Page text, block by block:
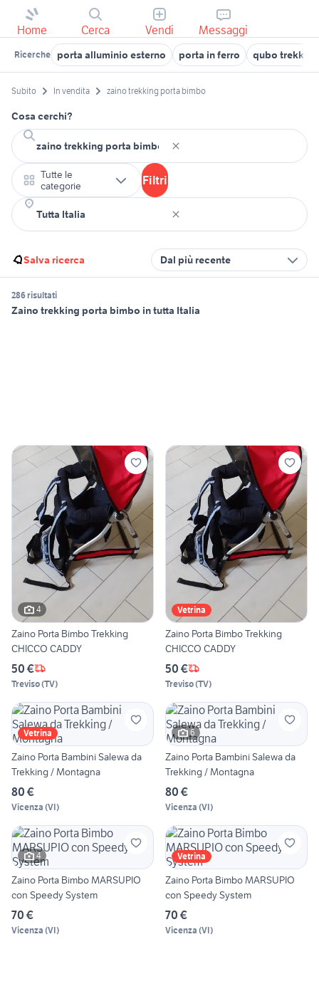
Home Cerca Vendi Messaggi
Ricerche porta alluminio esterno porta in ferro qubo trekking
Subito In vendita zaino trekking porta bimbo
Cosa cerchi?
Tutte le
categorie
Filtri
Salva ricerca Dal più recente
286 risultati
Zaino trekking porta bimbo in tutta Italia
4
Zaino Porta Bimbo Trekking
CHICCO CADDY
50 €
Treviso(TV)
Vetrina
Zaino Porta Bimbo Trekking
CHICCO CADDY
50 €
Treviso(TV)
Vetrina
Zaino Porta Bambini Salewa da
Trekking / Montagna
80 €
Vicenza (VI)
6
Zaino Porta Bambini Salewa da
Trekking / Montagna
80 €
Vicenza (VI)
4
Zaino Porta Bimbo MARSUPIO
con Speedy System
70 €
Vicenza (VI)
Vetrina
Zaino Porta Bimbo MARSUPIO
con Speedy System
70 €
Vicenza (VI)